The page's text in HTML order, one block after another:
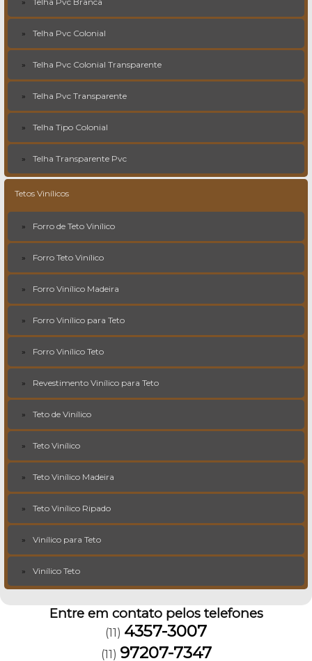
Telha Pvc Colonial
Telha Pvc Colonial Transparente
Telha Pvc Transparente
Telha Tipo Colonial
Telha Transparente Pvc
Tetos Vinílicos
Forro de Teto Vinílico
Forro Teto Vinílico
Forro Vinílico Madeira
Forro Vinílico para Teto
Forro Vinílico Teto
Revestimento Vinílico para Teto
Teto de Vinílico
Teto Vinílico
Teto Vinílico Madeira
Teto Vinílico Ripado
Vinílico para Teto
Vinílico Teto
Entre em contato pelos telefones
(11) 4357-3007
(11) 97207-7347